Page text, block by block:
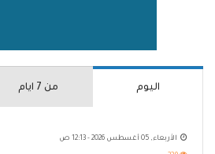
اليوم من 7 ايام
الأربعاء, 05 أغسطس 2026 - 12:13 ص